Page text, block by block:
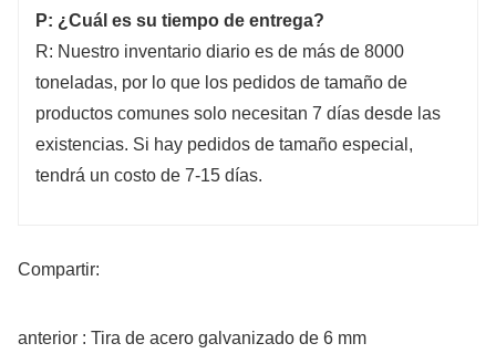
P: ¿Cuál es su tiempo de entrega?
R: Nuestro inventario diario es de más de 8000
toneladas, por lo que los pedidos de tamaño de
productos comunes solo necesitan 7 días desde las
existencias. Si hay pedidos de tamaño especial,
tendrá un costo de 7-15 días.
Compartir:
anterior : Tira de acero galvanizado de 6 mm